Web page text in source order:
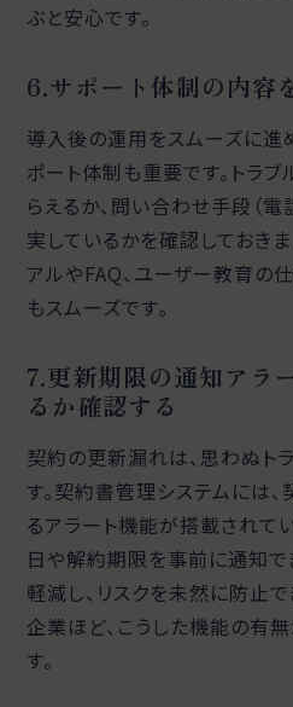
ぶと安心です。
6.サポート体制の内容
導入後の運用をスムーズに進
ポート体制も重要です。トラ
らえるか、問い合わせ手段（電
実しているかを確認しておきま
アルやFAQ、ユーザー教育の
もスムーズです。
7.更新期限の通知アラ
るか確認する
契約の更新漏れは、思わぬト
す。契約書管理システムには
るアラート機能が搭載されて
日や解約期限を事前に通知で
軽減し、リスクを未然に防止
企業ほど、こうした機能の有
す。